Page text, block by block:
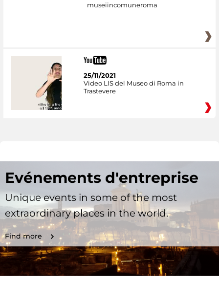
museiincomuneroma
25/11/2021
Video LIS del Museo di Roma in
Trastevere
Evénements d'entreprise
Unique events in some of the most
extraordinary places in the world.
Find more